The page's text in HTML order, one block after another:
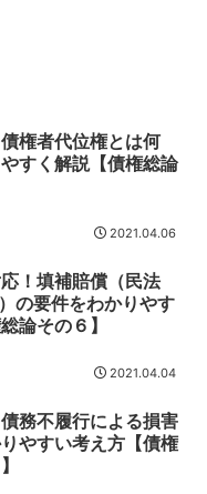
権者代位権とは何
すく解説【債権総論
2021.04.06
！填補賠償（民法
の要件をわかりやす
論その６】
2021.04.04
務不履行による損害
やすい考え方【債権